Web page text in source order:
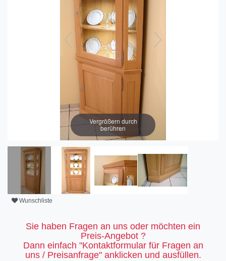
Vergrößern durch
berühren
Wunschliste
Sie haben Fragen an uns oder möchten ein
Preis-Angebot ?
Dann einfach "Kontaktformular für Fragen an
uns / Preisanfrage" anklicken und ausfüllen.